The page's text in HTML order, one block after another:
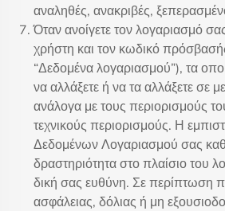
αναληθές, ανακριβές,
Όταν ανοίγετε τον λογαριασμό
χρήστη και τον κωδικό
“Δεδομένα λογαριασμού”), τα
να αλλάξετε ή να τα αλλάξετε σε
ανάλογα με τους περιορισμούς
τεχνικούς περιορισμούς. Η
Δεδομένων Λογαριασμού σας
δραστηριότητα στο πλαίσιο του
δική σας ευθύνη. Σε περίπτωση
ασφάλειας, δόλιας ή μη